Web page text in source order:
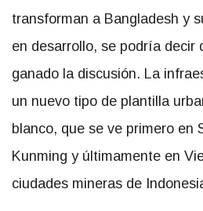
transforman a Bangladesh y
en desarrollo, se podría decir
ganado la discusión. La
un nuevo tipo de plantilla
blanco, que se ve primero en
Kunming y últimamente en
ciudades mineras de